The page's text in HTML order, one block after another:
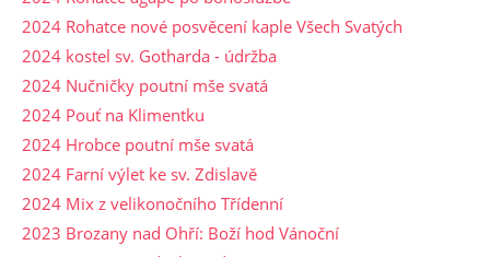
2024 Rohatce nové posvěcení kaple Všech Svatých
2024 kostel sv. Gotharda - údržba
2024 Nučničky poutní mše svatá
2024 Pouť na Klimentku
2024 Hrobce poutní mše svatá
2024 Farní výlet ke sv. Zdislavě
2024 Mix z velikonočního Třídenní
2023 Brozany nad Ohří: Boží hod Vánoční